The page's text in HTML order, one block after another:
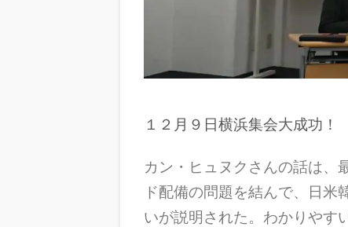
１２月９日横浜集会大成功！
カン・ヒュヌクさんの話は、
ド配備の問題を結んで、日
いが説明された。わかりやす